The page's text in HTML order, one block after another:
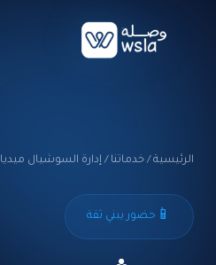
الرئيسية / خدماتنا / إدارة السوشيال ميديا
📱 حضور يبني ثقة